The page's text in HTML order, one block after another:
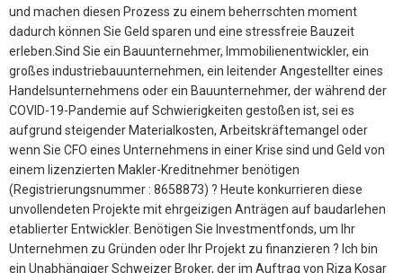
und machen diesen Prozess zu einem beherrschten moment
dadurch können Sie Geld sparen und eine stressfreie Bauzeit
erleben.Sind Sie ein Bauunternehmer, Immobilienentwickler, ein
großes industriebauunternehmen, ein leitender Angestellter eines
Handelsunternehmens oder ein Bauunternehmer, der während der
COVID-19-Pandemie auf Schwierigkeiten gestoßen ist, sei es
aufgrund steigender Materialkosten, Arbeitskräftemangel oder
wenn Sie CFO eines Unternehmens in einer Krise sind und Geld von
einem lizenzierten Makler-Kreditnehmer benötigen
(Registrierungsnummer : 8658873) ? Heute konkurrieren diese
unvollendeten Projekte mit ehrgeizigen Anträgen auf baudarlehen
etablierter Entwickler. Benötigen Sie Investmentfonds, um Ihr
Unternehmen zu Gründen oder Ihr Projekt zu finanzieren ? Ich bin
ein Unabhängiger Schweizer Broker, der im Auftrag von Riza Kosar